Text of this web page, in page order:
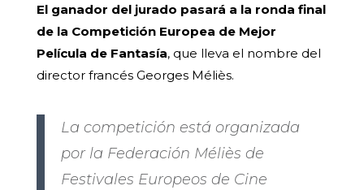
El ganador del jurado pasará a la ronda final
de la Competición Europea de Mejor
Película de Fantasía, que lleva el nombre del
director francés Georges Méliès.
La competición está organizada
por la Federación Méliès de
Festivales Europeos de Cine